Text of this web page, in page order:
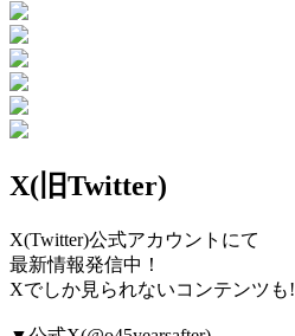
X(旧Twitter)
X(Twitter)公式アカウントにて
最新情報発信中！
Xでしか見られないコンテンツも!